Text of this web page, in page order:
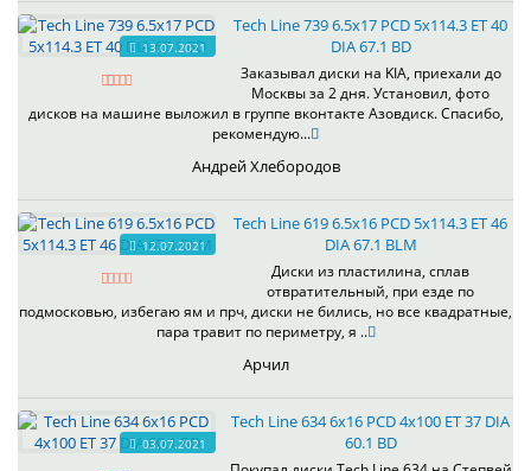
13.07.2021
Tech Line 739 6.5x17 PCD 5x114.3 ET 40
DIA 67.1 BD
Заказывал диски на KIA, приехали до
Москвы за 2 дня. Установил, фото
дисков на машине выложил в группе вконтакте Азовдиск. Спасибо,
рекомендую...
Андрей Хлебородов
12.07.2021
Tech Line 619 6.5x16 PCD 5x114.3 ET 46
DIA 67.1 BLM
Диски из пластилина, сплав
отвратительный, при езде по
подмосковью, избегаю ям и прч, диски не бились, но все квадратные,
пара травит по периметру, я ..
Арчил
03.07.2021
Tech Line 634 6x16 PCD 4x100 ET 37 DIA
60.1 BD